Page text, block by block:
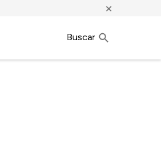
×
Buscar